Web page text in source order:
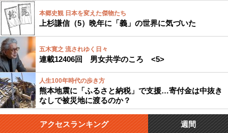
本郷史観 日本を変えた傑物たち
上杉謙信（5）晩年に「義」の世界に気づいた
五木寛之 流されゆく日々
連載12406回 男女共学のころ <5>
人生100年時代の歩き方
熊本地震に「ふるさと納税」で支援…寄付金は中抜き
なしで被災地に渡るのか？
アクセスランキング 週間